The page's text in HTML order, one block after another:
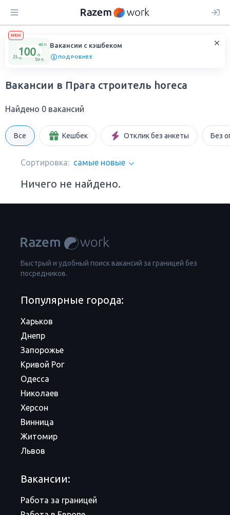
NEW
Вакансии с кэшбеком
ПОДРОБНЕЕ
Вакансии в Прага строитель horeca
Найдено 0 вакансий
Все Кешбек Отклик без анкеты Без
Сортировка: самые новые
Ничего не найдено.
Быстрый и удобный поиск вакансий за границей без
посредников.
Популярные города:
Харьков
Днепр
Запорожье
Кривой Рог
Одесса
Николаев
Херсон
Винница
Житомир
Львов
Вакансии:
Работа за границей